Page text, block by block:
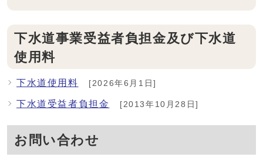
下水道事業受益者負担金及び下水道
使用料
下水道使用料 [2026年6月1日]
下水道受益者負担金 [2013年10月28日]
お問い合わせ